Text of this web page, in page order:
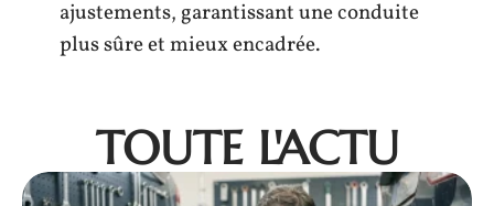
ajustements, garantissant une conduite
plus sûre et mieux encadrée.
TOUTE L'ACTU